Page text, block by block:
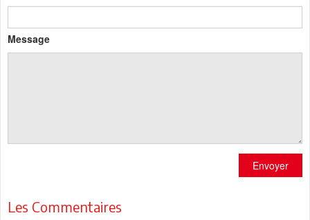
Message
Envoyer
Les Commentaires